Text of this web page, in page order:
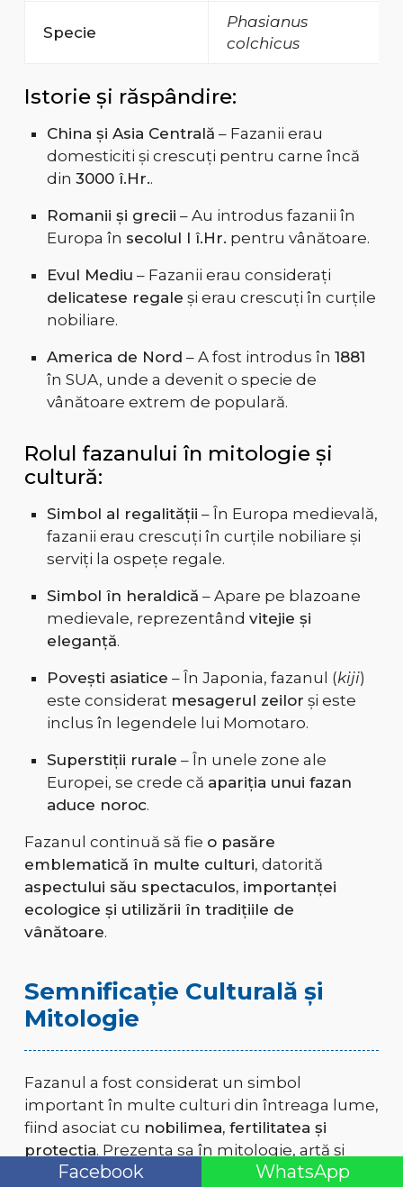
Specie
Phasianus
colchicus
Istorie și răspândire:
China și Asia Centrală – Fazanii erau
domesticiti și crescuți pentru carne încă
din 3000 î.Hr..
Romanii și grecii – Au introdus fazanii în
Europa în secolul I î.Hr. pentru vânătoare.
Evul Mediu – Fazanii erau considerați
delicatese regale și erau crescuți în curțile
nobiliare.
America de Nord – A fost introdus în 1881
în SUA, unde a devenit o specie de
vânătoare extrem de populară.
Rolul fazanului în mitologie și
cultură:
Simbol al regalității – În Europa medievală,
fazanii erau crescuți în curțile nobiliare și
serviți la ospețe regale.
Simbol în heraldică – Apare pe blazoane
medievale, reprezentând vitejie și
eleganță.
Povești asiatice – În Japonia, fazanul (kiji)
este considerat mesagerul zeilor și este
inclus în legendele lui Momotaro.
Superstiții rurale – În unele zone ale
Europei, se crede că apariția unui fazan
aduce noroc.
Fazanul continuă să fie o pasăre
emblematică în multe culturi, datorită
aspectului său spectaculos, importanței
ecologice și utilizării în tradițiile de
vânătoare.
Semnificație Culturală și
Mitologie
Fazanul a fost considerat un simbol
important în multe culturi din întreaga lume,
fiind asociat cu nobilimea, fertilitatea și
protecția. Prezența sa în mitologie, artă și
tradiții arată cât de mult a influențat oamenii
Facebook WhatsApp